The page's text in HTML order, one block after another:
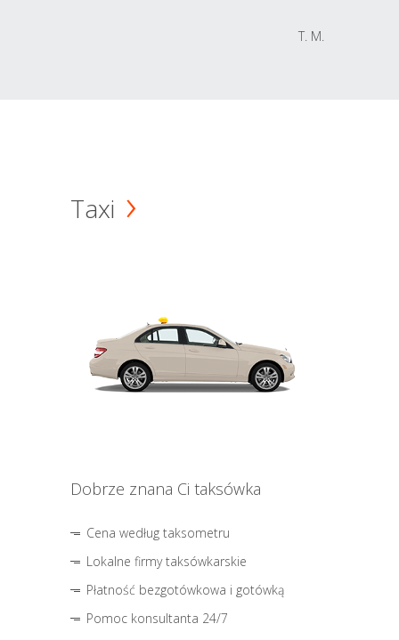
T. M.
Taxi
Dobrze znana Ci taksówka
Cena według taksometru
Lokalne firmy taksówkarskie
Płatność bezgotówkowa i gotówką
Pomoc konsultanta 24/7